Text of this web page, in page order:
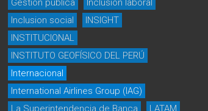
Gestión pública
Inclusiòn laboral
Inclusion social
INSIGHT
INSTITUCIONAL
INSTITUTO GEOFÍSICO DEL PERÚ
Internacional
International Airlines Group (IAG)
La Superintendencia de Banca
LATAM